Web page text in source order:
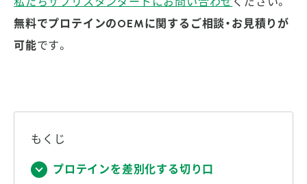
無料でプロテインのOEMに関するご相談・お見積りが
可能です。
もくじ
プロテインを差別化する切り口